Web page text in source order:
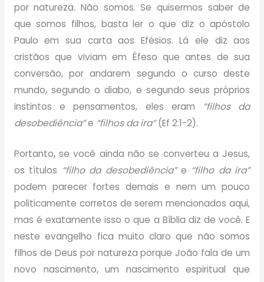
por natureza. Não somos. Se quisermos saber de
que somos filhos, basta ler o que diz o apóstolo
Paulo em sua carta aos Efésios. Lá ele diz aos
cristãos que viviam em Éfeso que antes de sua
conversão, por andarem segundo o curso deste
mundo, segundo o diabo, e segundo seus próprios
instintos e pensamentos, eles eram “filhos da
desobediência”e “filhos da ira”(Ef 2:1-2).
Portanto, se você ainda não se converteu a Jesus,
os títulos “filho da desobediência”e “filho da ira”
podem parecer fortes demais e nem um pouco
politicamente corretos de serem mencionados aqui,
mas é exatamente isso o que a Bíblia diz de você. E
neste evangelho fica muito claro que não somos
filhos de Deus por natureza porque João fala de um
novo nascimento, um nascimento espiritual que